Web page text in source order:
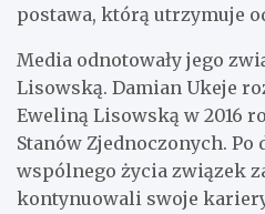
postawa, którą utrzymuje
Media odnotowały jego
Lisowską. Damian Ukeje
Eweliną Lisowską w 2016
Stanów Zjednoczonych. Po
wspólnego życia związek
kontynuowali swoje